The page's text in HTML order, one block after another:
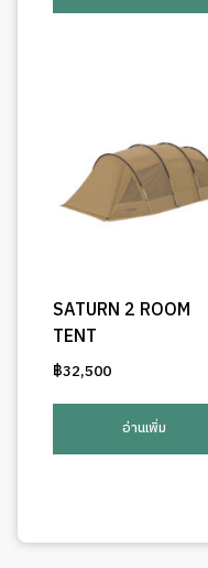
SATURN 2 ROOM
TENT
฿32,500
อ่านเพิ่ม